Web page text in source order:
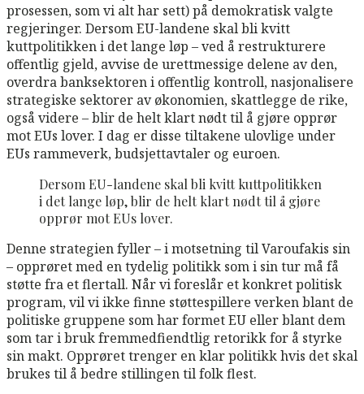
prosessen, som vi alt har sett) på demokratisk valgte
regjeringer. Dersom EU-landene skal bli kvitt
kuttpolitikken i det lange løp – ved å restrukturere
offentlig gjeld, avvise de urettmessige delene av den,
overdra banksektoren i offentlig kontroll, nasjonalisere
strategiske sektorer av økonomien, skattlegge de rike,
også videre – blir de helt klart nødt til å gjøre opprør
mot EUs lover. I dag er disse tiltakene ulovlige under
EUs rammeverk, budsjettavtaler og euroen.
Dersom EU-landene skal bli kvitt kuttpolitikken
i det lange løp, blir de helt klart nødt til å gjøre
opprør mot EUs lover.
Denne strategien fyller – i motsetning til Varoufakis sin
– opprøret med en tydelig politikk som i sin tur må få
støtte fra et flertall. Når vi foreslår et konkret politisk
program, vil vi ikke finne støttespillere verken blant de
politiske gruppene som har formet EU eller blant dem
som tar i bruk fremmedfiendtlig retorikk for å styrke
sin makt. Opprøret trenger en klar politikk hvis det skal
brukes til å bedre stillingen til folk flest.